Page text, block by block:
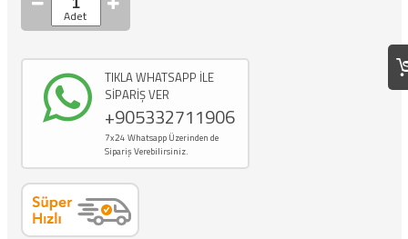
TIKLA WHATSAPP İLE
SİPARİŞ VER
+905332711906
7x24 Whatsapp Üzerinden de
Sipariş Verebilirsiniz.